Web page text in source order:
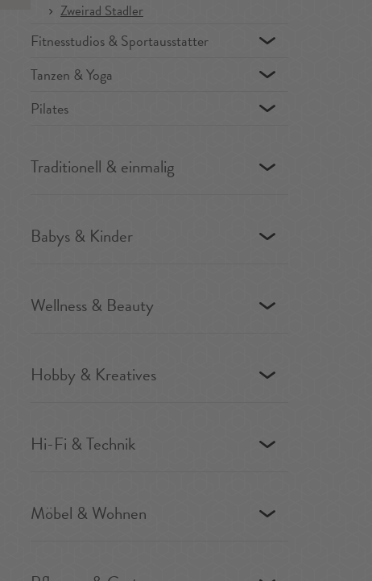
Zweirad Stadler
Fitnesstudios & Sportausstatter
Tanzen & Yoga
Pilates
Traditionell & einmalig
Babys & Kinder
Wellness & Beauty
Hobby & Kreatives
Hi-Fi & Technik
Möbel & Wohnen